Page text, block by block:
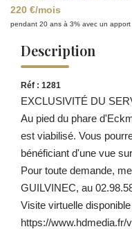
220 €/mois
pendant 20 ans à 3% avec un
Description
Réf : 1281
EXCLUSIVITÉ DU
Au pied du phare
est viabilisé. Vous
bénéficiant d'une vue
Pour toute demande,
GUILVINEC, au
Visite virtuelle
https://www.hdmedia.fr/